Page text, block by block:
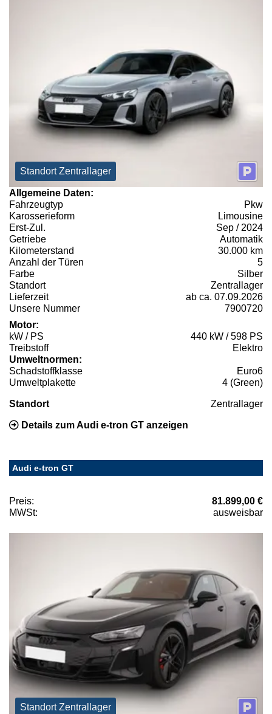
Standort Zentrallager
Allgemeine Daten:
Fahrzeugtyp
Pkw
Karosserieform
Limousine
Erst-Zul.
Sep / 2024
Getriebe
Automatik
Kilometerstand
30.000 km
Anzahl der Türen
5
Farbe
Silber
Standort
Zentrallager
Lieferzeit
ab ca. 07.09.2026
Unsere Nummer
7900720
Motor:
kW / PS
440 kW / 598 PS
Treibstoff
Elektro
Umweltnormen:
Schadstoffklasse
Euro6
Umweltplakette
4 (Green)
Standort Zentrallager
Details zum Audi e-tron GT anzeigen
Audi e-tron GT
Preis:
81.899,00 €
MWSt:
ausweisbar
Standort Zentrallager